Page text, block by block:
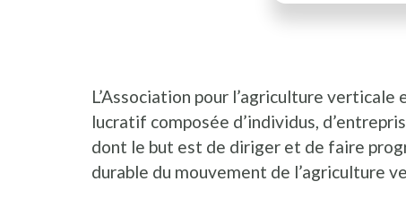
L’Association pour l’agriculture
lucratif composée d’individus,
dont le but est de diriger et de faire
durable du mouvement de l’agriculture